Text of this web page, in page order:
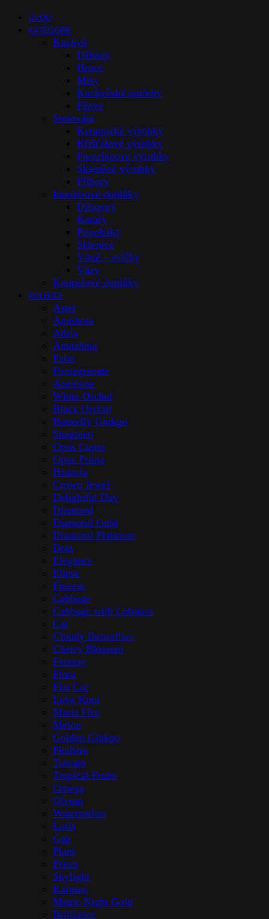
ÚVOD
KATEGORIE
Kuchyň
Džbány
Hrnce
Mísy
Kuchyňské potřeby
Pánve
Stolováni
Keramické výrobky
Křišťálové výrobky
Porcelánové výrobky
Skleněné výrobky
Příbory
Interiérové doplňky
Difuzory
Karafy
Popelníky
Sklenice
Vůně – svíčky
Vázy
Koupelové doplňky
KOLEKCE
Aster
Amphora
Adria
Amazōnia
Palm
Pomegranate
Anemone
White Orchid
Black Orchid
Butterfly Ginkgo
Shagreen
Opus Cupra
Opus Prima
Historia
Crown Jewel
Delightful Day
Diamond
Diamond Gold
Diamond Platinum
Dots
Elegance
Elipse
Finesse
Cabbage
Cabbage with Lobsters
Cat
Cloudy Butterflies
Cherry Blossom
Fantasy
Flora
Flat Cut
Love Knot
Maria Flor
Melon
Golden Ginkgo
Pitchers
Tomato
Tropical Fruits
Omega
Olymp
Watermelon
Loris
Gap
Plant
Prism
Skylight
Karmen
Magic Night Gold
Brilliance